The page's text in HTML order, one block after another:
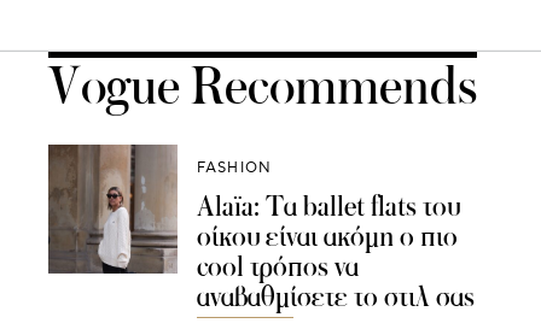
Vogue Recommends
FASHION
Alaïa: Tα ballet flats του
οίκου είναι ακόμη ο πιο
cool τρόπος να
αναβαθμίσετε το στιλ σας